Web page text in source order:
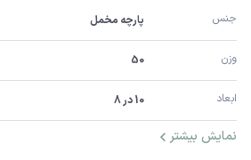
جنس پارچه مخمل
وزن 50
ابعاد 10 در 8
نمایش بیشتر